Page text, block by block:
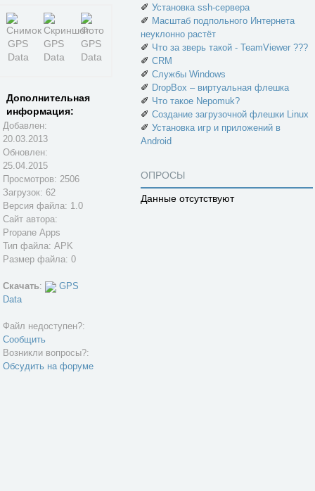
Дополнительная
информация:
Добавлен:
20.03.2013
Обновлен:
25.04.2015
Просмотров: 2506
Загрузок: 62
Версия файла: 1.0
Сайт автора:
Propane Apps
Тип файла: APK
Размер файла: 0
Скачать:
GPS
Data
Файл недоступен?:
Сообщить
Возникли вопросы?:
Обсудить на форуме
✐ Установка ssh-сервера
✐ Масштаб подпольного Интернета
неуклонно растёт
✐ Что за зверь такой - TeamViewer ???
✐ CRM
✐ Службы Windows
✐ DropBox – виртуальная флешка
✐ Что такое Nepomuk?
✐ Создание загрузочной флешки Linux
✐ Установка игр и приложений в
Android
ОПРОСЫ
Данные отсутствуют